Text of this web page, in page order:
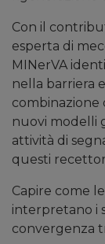
Con il
esperta di
MINerVA
nella barriera
combinazione
nuovi modelli
attività di
questi
Capire come
interpretano i
convergenza